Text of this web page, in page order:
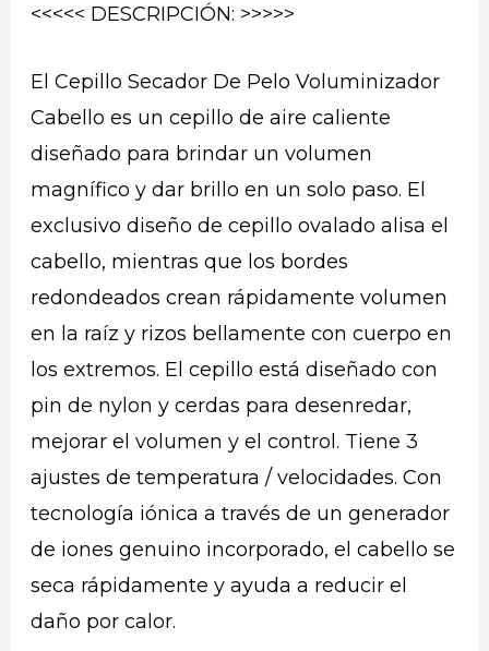
<<<<< DESCRIPCIÓN: >>>>>
El Cepillo Secador De Pelo Voluminizador
Cabello es un cepillo de aire caliente
diseñado para brindar un volumen
magnífico y dar brillo en un solo paso. El
exclusivo diseño de cepillo ovalado alisa el
cabello, mientras que los bordes
redondeados crean rápidamente volumen
en la raíz y rizos bellamente con cuerpo en
los extremos. El cepillo está diseñado con
pin de nylon y cerdas para desenredar,
mejorar el volumen y el control. Tiene 3
ajustes de temperatura / velocidades. Con
tecnología iónica a través de un generador
de iones genuino incorporado, el cabello se
seca rápidamente y ayuda a reducir el
daño por calor.